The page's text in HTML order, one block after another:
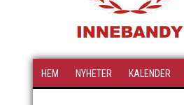
HEM NYHETER KALENDER